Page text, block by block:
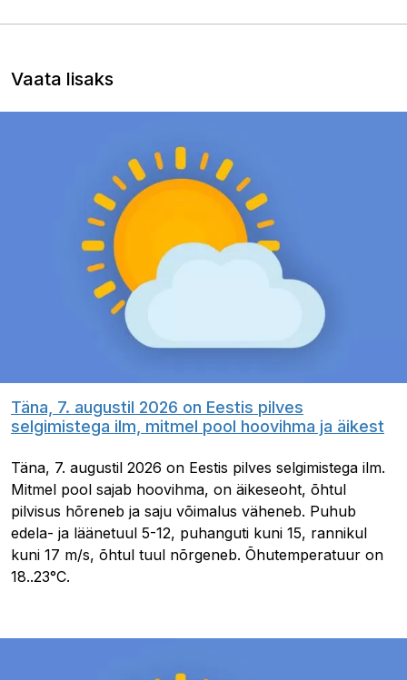
Vaata lisaks
Täna, 7. augustil 2026 on Eestis pilves
selgimistega ilm, mitmel pool hoovihma ja äikest
Täna, 7. augustil 2026 on Eestis pilves selgimistega ilm.
Mitmel pool sajab hoovihma, on äikeseoht, õhtul
pilvisus hõreneb ja saju võimalus väheneb. Puhub
edela- ja läänetuul 5-12, puhanguti kuni 15, rannikul
kuni 17 m/s, õhtul tuul nõrgeneb. Õhutemperatuur on
18..23°C.